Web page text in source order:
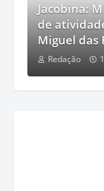
Jacobina:
de
Miguel das
Redação